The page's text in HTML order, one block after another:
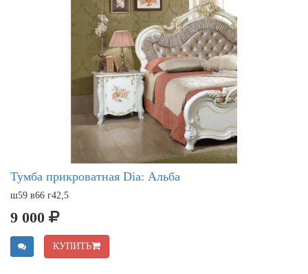
Тумба прикроватная Dia: Альба
ш59 в66 г42,5
9 000
КУПИТЬ